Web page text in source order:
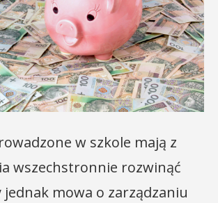
w szkole mają z
wszechstronnie rozwinąć
jednak mowa o zarządzaniu